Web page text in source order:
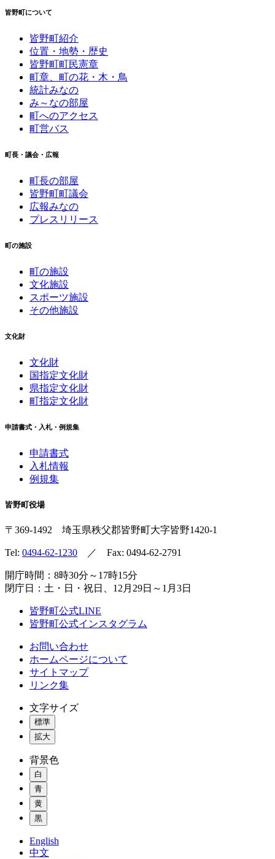
皆野町について
皆野町紹介
位置・地勢・歴史
皆野町町民憲章
町章、町の花・木・鳥
統計みなの
み～なの部屋
町へのアクセス
町営バス
町長・議会・広報
町長の部屋
皆野町町議会
広報みなの
プレスリリース
町の施設
町の施設
文化施設
スポーツ施設
その他施設
文化財
文化財
国指定文化財
県指定文化財
町指定文化財
申請書式・入札・例規集
申請書式
入札情報
例規集
皆野町役場
〒369-1492 埼玉県秩父郡皆野町 大字皆野1420-1
Tel: 0494-62-1230 ／ Fax: 0494-62-2791
開庁時間：8時30分～17時15分
閉庁日：土・日・祝日、12月29日～1月3日
皆野町公式LINE
皆野町公式インスタグラム
お問い合わせ
ホームページについて
サイトマップ
リンク集
文字サイズ
標準
拡大
背景色
白
青
黄
黒
English
中文